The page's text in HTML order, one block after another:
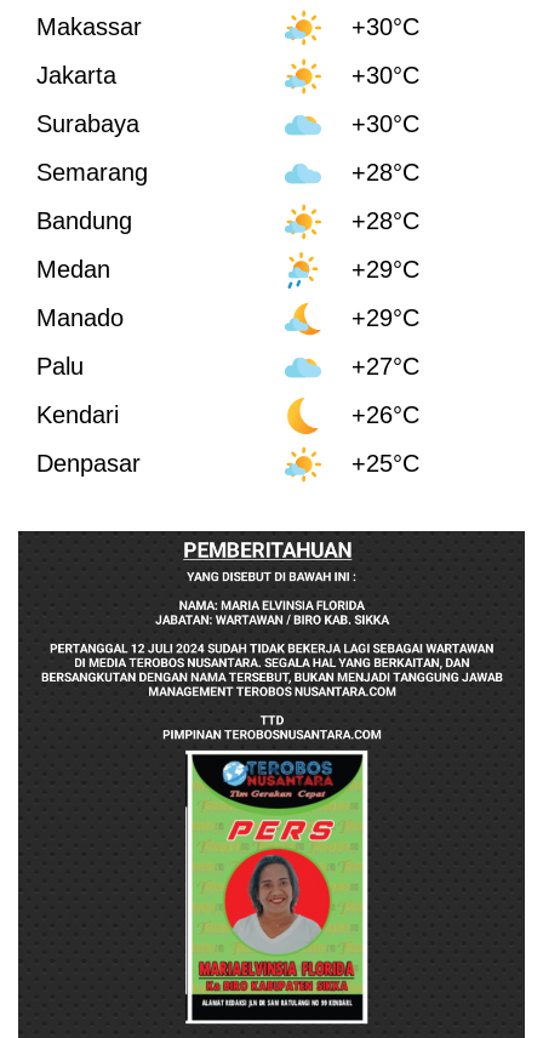
Makassar
+30°C
Jakarta
+30°C
Surabaya
+30°C
Semarang
+28°C
Bandung
+28°C
Medan
+29°C
Manado
+29°C
Palu
+27°C
Kendari
+26°C
Denpasar
+25°C